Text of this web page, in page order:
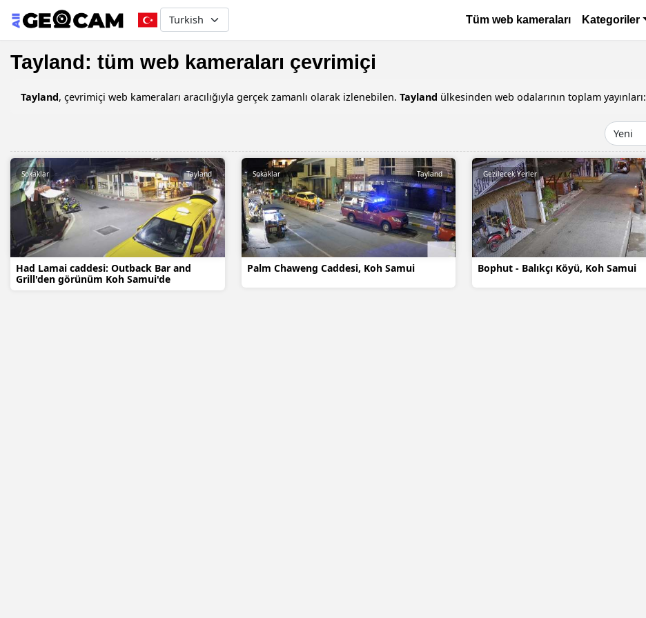
Select your language Основная навигация
Tüm web kameraları Kategoriler
Tayland: tüm web kameraları çevrimiçi
Tayland, çevrimiçi web kameraları aracılığıyla gerçek zamanlı olarak izlenebilen. Tayland ülkesinden web odalarının toplam yayınları:
Had Lamai caddesi: Outback Bar and
Grill'den görünüm Koh Samui'de
Sokaklar Tayland
Palm Chaweng Caddesi, Koh Samui
Sokaklar Tayland
Bophut - Balıkçı Köyü, Koh Samui
Gezilecek Yerler